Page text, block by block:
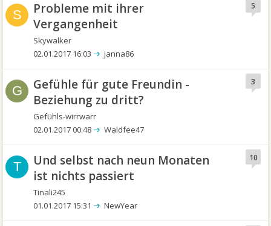
S
Probleme mit ihrer
Vergangenheit
Skywalker
5
02.01.2017 16:03 janna86
G
Gefühle für gute Freundin -
Beziehung zu dritt?
Gefühls-wirrwarr
3
02.01.2017 00:48 Waldfee47
T
Und selbst nach neun Monaten
ist nichts passiert
Tinali245
10
01.01.2017 15:31 NewYear